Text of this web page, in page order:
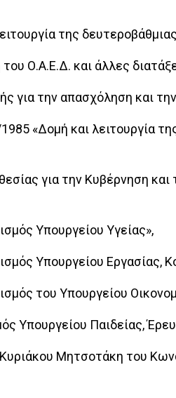
της
Ο.Α.Ε.Δ. και άλλες
για την απασχόληση και
«Δομή και λειτουργία
για την Κυβέρνηση
Υπουργείου Υγείας»,
Υπουργείου Εργασίας,
του Υπουργείου
Υπουργείου Παιδείας,
Μητσοτάκη του